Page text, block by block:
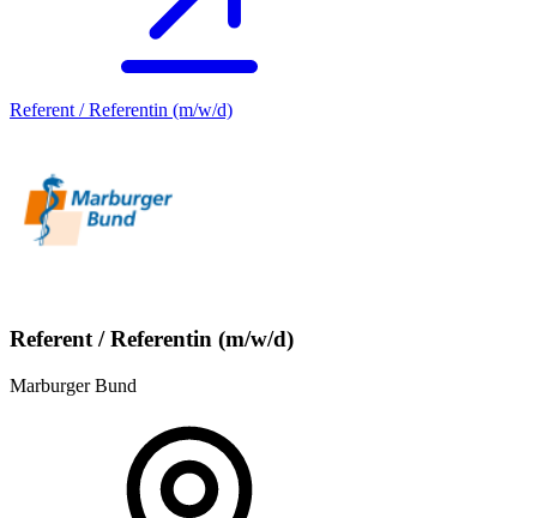
Referent / Referentin (m/w/d)
Referent / Referentin (m/w/d)
Marburger Bund